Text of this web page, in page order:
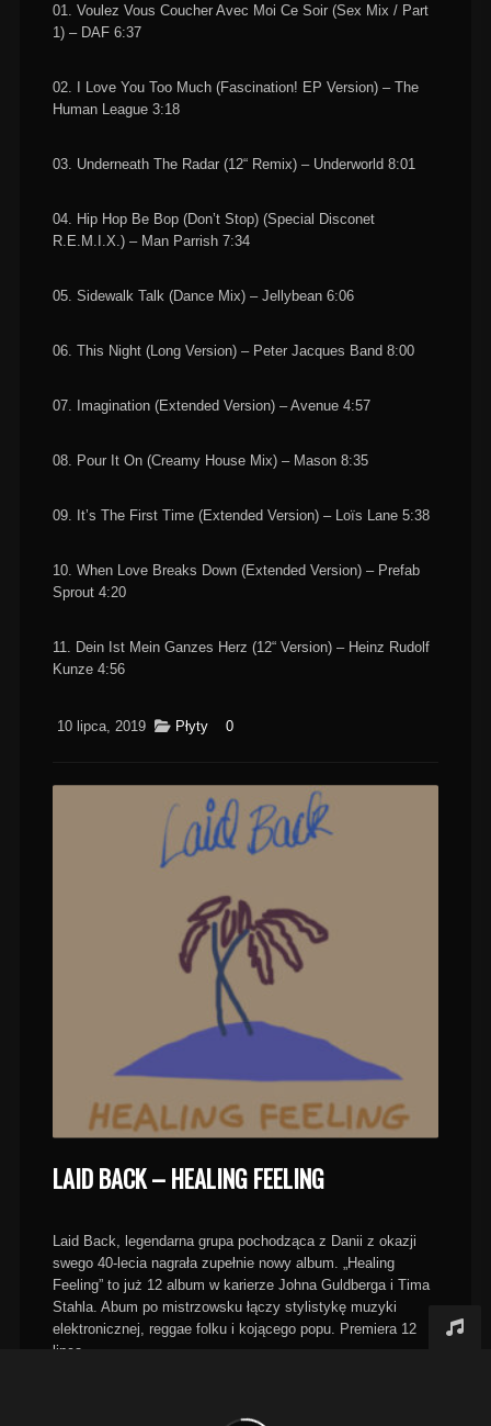
01. Voulez Vous Coucher Avec Moi Ce Soir (Sex Mix / Part
1) – DAF 6:37
02. I Love You Too Much (Fascination! EP Version) – The
Human League 3:18
03. Underneath The Radar (12“ Remix) – Underworld 8:01
04. Hip Hop Be Bop (Don’t Stop) (Special Disconet
R.E.M.I.X.) – Man Parrish 7:34
05. Sidewalk Talk (Dance Mix) – Jellybean 6:06
06. This Night (Long Version) – Peter Jacques Band 8:00
07. Imagination (Extended Version) – Avenue 4:57
08. Pour It On (Creamy House Mix) – Mason 8:35
09. It’s The First Time (Extended Version) – Loïs Lane 5:38
10. When Love Breaks Down (Extended Version) – Prefab
Sprout 4:20
11. Dein Ist Mein Ganzes Herz (12“ Version) – Heinz Rudolf
Kunze 4:56
10 lipca, 2019 Płyty 0
LAID BACK – HEALING FEELING
Laid Back, legendarna grupa pochodząca z Danii z okazji
swego 40-lecia nagrała zupełnie nowy album. „Healing
Feeling” to już 12 album w karierze Johna Guldberga i Tima
Stahla. Abum po mistrzowsku łączy stylistykę muzyki
elektronicznej, reggae folku i kojącego popu. Premiera 12
lipca.